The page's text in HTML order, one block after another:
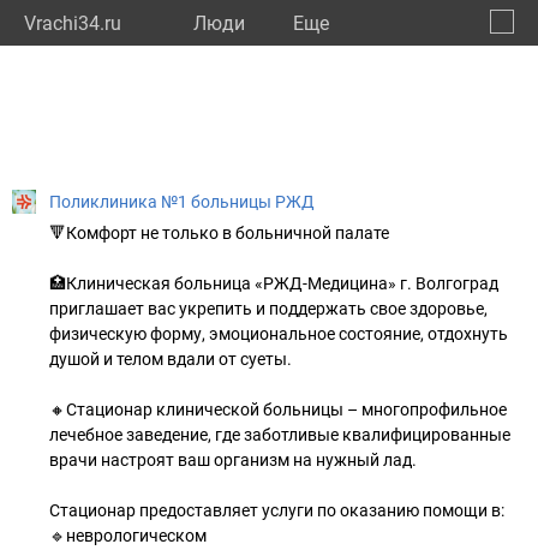
Vrachi34.ru Люди Eще
Поликлиника №1 больницы РЖД
🔻Комфорт не только в больничной палате
🏥Клиническая больница «РЖД-Медицина» г. Волгоград
приглашает вас укрепить и поддержать свое здоровье,
физическую форму, эмоциональное состояние, отдохнуть
душой и телом вдали от суеты.
🔸Стационар клинической больницы – многопрофильное
лечебное заведение, где заботливые квалифицированные
врачи настроят ваш организм на нужный лад.
Стационар предоставляет услуги по оказанию помощи в:
🔹неврологическом